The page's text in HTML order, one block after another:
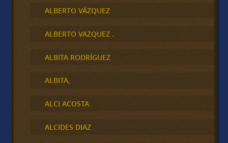
ALBERTO VÁZQUEZ
ALBERTO VAZQUEZ .
ALBITA RODRÍGUEZ
ALBITA,
ALCI ACOSTA
ALCIDES DIAZ